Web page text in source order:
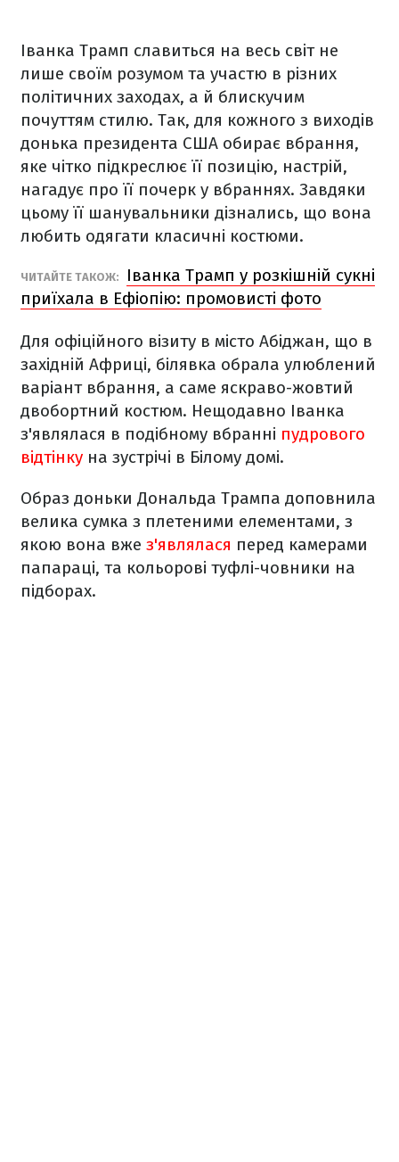
Іванка Трамп славиться на весь світ не
лише своїм розумом та участю в різних
політичних заходах, а й блискучим
почуттям стилю. Так, для кожного з виходів
донька президента США обирає вбрання,
яке чітко підкреслює її позицію, настрій,
нагадує про її почерк у вбраннях. Завдяки
цьому її шанувальники дізнались, що вона
любить одягати класичні костюми.
ЧИТАЙТЕ ТАКОЖ:
Іванка Трамп у розкішній сукні
приїхала в Ефіопію: промовисті фото
Для офіційного візиту в місто Абіджан, що в
західній Африці, білявка обрала улюблений
варіант вбрання, а саме яскраво-жовтий
двобортний костюм. Нещодавно Іванка
з'являлася в подібному вбранні пудрового
відтінку на зустрічі в Білому домі.
Образ доньки Дональда Трампа доповнила
велика сумка з плетеними елементами, з
якою вона вже з'являлася перед камерами
папараці, та кольорові туфлі-човники на
підборах.